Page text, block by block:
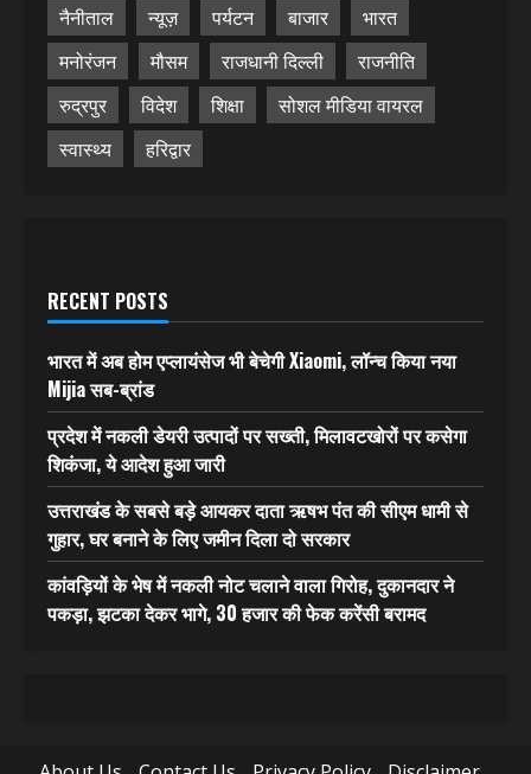
नैनीताल
न्यूज़ पर्यटन बाजार
भारत
मनोरंजन
मौसम राजधानी दिल्ली
राजनीति
रुद्रपुर
विदेश शिक्षा
सोशल मीडिया वायरल
स्वास्थ्य
हरिद्वार
RECENT POSTS
भारत में अब होम एप्लायंसेज भी बेचेगी Xiaomi, लॉन्च किया नया
Mijia सब-ब्रांड
प्रदेश में नकली डेयरी उत्पादों पर सख्ती, मिलावटखोरों पर कसेगा
शिकंजा, ये आदेश हुआ जारी
उत्तराखंड के सबसे बड़े आयकर दाता ऋषभ पंत की सीएम धामी से
गुहार, घर बनाने के लिए जमीन दिला दो सरकार
कांवड़ियों के भेष में नकली नोट चलाने वाला गिरोह, दुकानदार ने
पकड़ा, झटका देकर भागे, 30 हजार की फेक करेंसी बरामद